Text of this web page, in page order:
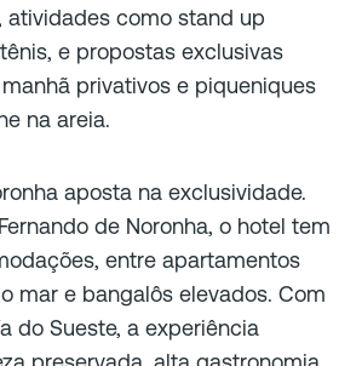
atividades como stand up
e propostas exclusivas
privativos e piqueniques
na areia.
aposta na exclusividade.
de Noronha, o hotel tem
entre apartamentos
mar e bangalôs elevados. Com
do Sueste, a experiência